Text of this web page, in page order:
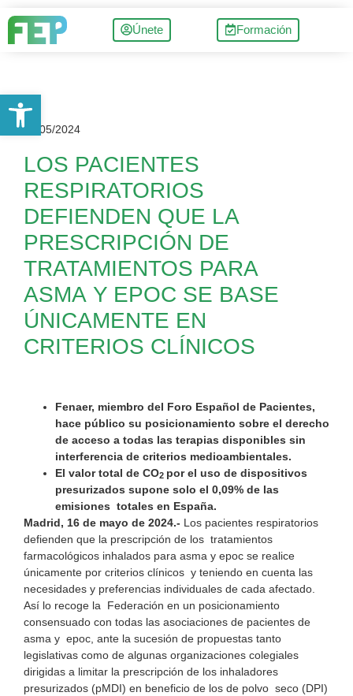
Únete Formación
16/05/2024
LOS PACIENTES
RESPIRATORIOS
DEFIENDEN QUE LA
PRESCRIPCIÓN DE
TRATAMIENTOS PARA
ASMA Y EPOC SE BASE
ÚNICAMENTE EN
CRITERIOS CLÍNICOS
Fenaer, miembro del Foro Español de Pacientes,
hace público su posicionamiento sobre el derecho
de acceso a todas las terapias disponibles sin
interferencia de criterios medioambientales.
El valor total de CO2 por el uso de dispositivos
presurizados supone solo el 0,09% de las
emisiones totales en España.
Madrid, 16 de mayo de 2024.- Los pacientes respiratorios
defienden que la prescripción de los tratamientos
farmacológicos inhalados para asma y epoc se realice
únicamente por criterios clínicos y teniendo en cuenta las
necesidades y preferencias individuales de cada afectado.
Así lo recoge la Federación en un posicionamiento
consensuado con todas las asociaciones de pacientes de
asma y epoc, ante la sucesión de propuestas tanto
legislativas como de algunas organizaciones colegiales
dirigidas a limitar la prescripción de los inhaladores
presurizados (pMDI) en beneficio de los de polvo seco (DPI)
Abrir barra de herramientas